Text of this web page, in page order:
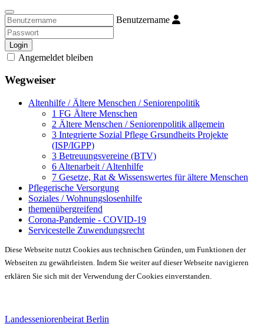
Benutzername
Login
Angemeldet bleiben
Wegweiser
Altenhilfe / Ältere Menschen / Seniorenpolitik
1 FG Ältere Menschen
2 Ältere Menschen / Seniorenpolitik allgemein
3 Integrierte Sozial Pflege Grsundheits Projekte
(ISP/IGPP)
3 Betreuungsvereine (BTV)
6 Altenarbeit / Altenhilfe
7 Gesetze, Rat & Wissenswertes für ältere Menschen
Pflegerische Versorgung
Soziales / Wohnungslosenhilfe
themenübergreifend
Corona-Pandemie - COVID-19
Servicestelle Zuwendungsrecht
Diese Webseite nutzt Cookies aus technischen Gründen, um Funktionen der
Webseiten zu gewährleisten. Indem Sie weiter auf dieser Webseite navigieren
erklären Sie sich mit der Verwendung der Cookies einverstanden.
Landesseniorenbeirat Berlin